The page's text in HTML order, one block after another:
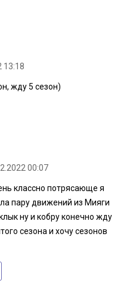
13:18
жду 5 сезон)
00:07
классно потрясающе я
пару движений из Мияги
ну и кобру конечно жду
сезона и хочу сезонов